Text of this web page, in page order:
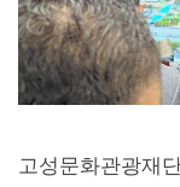
고성문화관광재